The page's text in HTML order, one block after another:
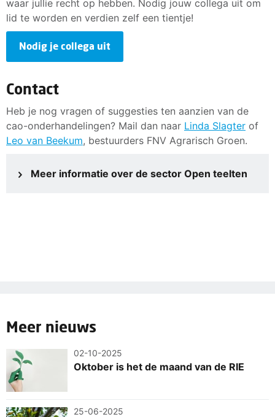
waar jullie recht op hebben. Nodig jouw collega uit om
lid te worden en verdien zelf een tientje!
Nodig je collega uit
Contact
Heb je nog vragen of suggesties ten aanzien van de
cao-onderhandelingen? Mail dan naar Linda Slagter of
Leo van Beekum, bestuurders FNV Agrarisch Groen.
Meer informatie over de sector Open teelten
Meer nieuws
02-10-2025
Oktober is het de maand van de RIE
25-06-2025